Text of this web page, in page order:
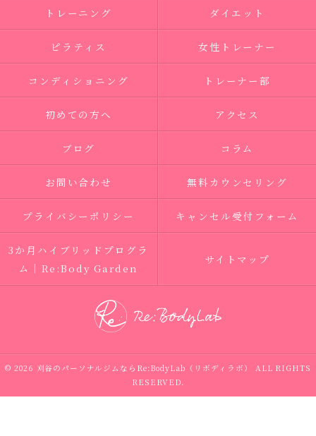
トレーニング ダイエット
ピラティス 女性トレーナー
コンディショニング トレーナー部
初めての方へ アクセス
ブログ コラム
お問い合わせ 無料カウンセリング
プライバシーポリシー キャンセル受付フォーム
3か月ハイブリッドプログラ
ム｜Re:Body Garden
サイトマップ
© 2026 刈谷のパーソナルジムならRe:BodyLab（リボディラボ） ALL RIGHTS
RESERVED.